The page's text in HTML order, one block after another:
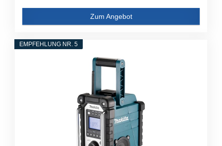
Zum Angebot
EMPFEHLUNG NR. 5